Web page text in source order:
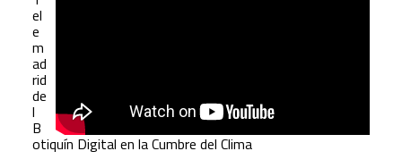
el
e
m
ad
rid
de
l
B
otiquín Digital en la Cumbre del Clima